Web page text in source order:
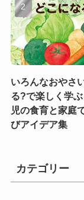
いろんなおやさ
る?で楽しく学
児の食育と家庭
びアイデア集
カテゴリー